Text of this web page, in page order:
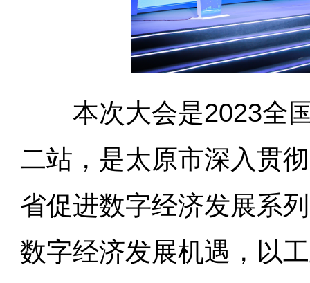
本次大会是2023全国
二站，是太原市深入贯
省促进数字经济发展系
数字经济发展机遇，以